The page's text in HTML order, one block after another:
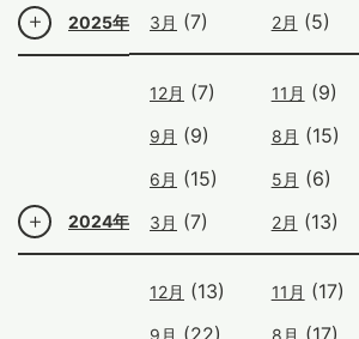
2025年 3月 (7) 2月 (5)
2024年
12月 (7) 11月 (9)
9月 (9) 8月 (15)
6月 (15) 5月 (6)
3月 (7) 2月 (13)
12月 (13) 11月 (17)